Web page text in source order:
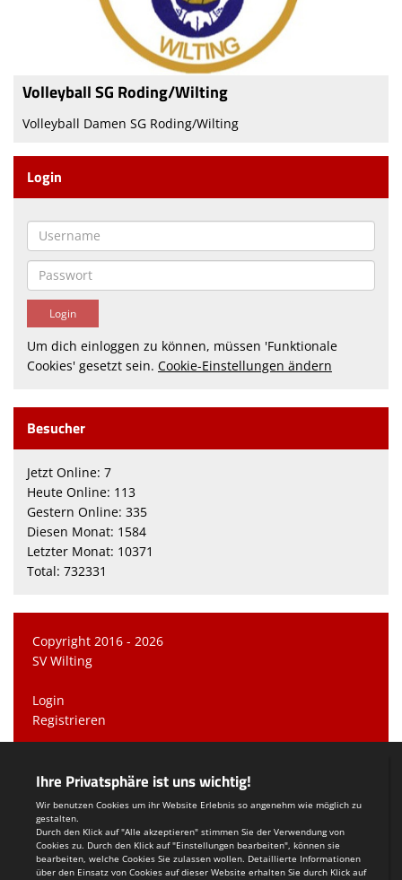
Beitrittserklärungen
Termine
Kontaktformular
Volleyball SG Roding/Wilting
Volleyball Damen SG Roding/Wilting
Login
Um dich einloggen zu können, müssen 'Funktionale
Cookies' gesetzt sein. Cookie-Einstellungen ändern
Besucher
Jetzt Online: 7
Heute Online: 113
Gestern Online: 335
Diesen Monat: 1584
Letzter Monat: 10371
Total: 732331
Copyright 2016 - 2026
SV Wilting
Login
Registrieren
Teamsports 2
Dein Sportverein online